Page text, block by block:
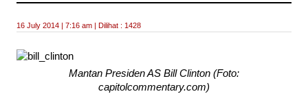
16 July 2014 | 7:16 am | Dilihat : 1428
Mantan Presiden AS Bill Clinton (Foto:
capitolcommentary.com)